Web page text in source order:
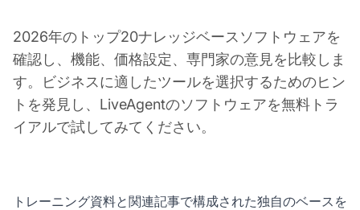
2026年のトップ20ナレッジベースソフトウェアを
確認し、機能、価格設定、専門家の意見を比較しま
す。ビジネスに適したツールを選択するためのヒン
トを発見し、LiveAgentのソフトウェアを無料トラ
イアルで試してみてください。
トレーニング資料と関連記事で構成された独自のベースを